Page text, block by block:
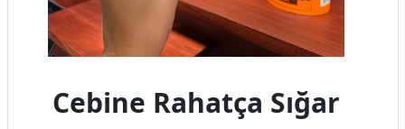
Cebine Rahatça Sığar